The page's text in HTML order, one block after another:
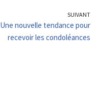
SUIVANT
Une nouvelle tendance pour
recevoir les condoléances